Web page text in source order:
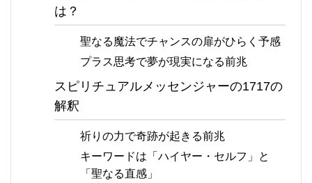
は？
聖なる魔法でチャンスの扉がひらく予感
プラス思考で夢が現実になる前兆
スピリチュアルメッセンジャーの1717の
解釈
祈りの力で奇跡が起きる前兆
キーワードは「ハイヤー・セルフ」と
「聖なる直感」